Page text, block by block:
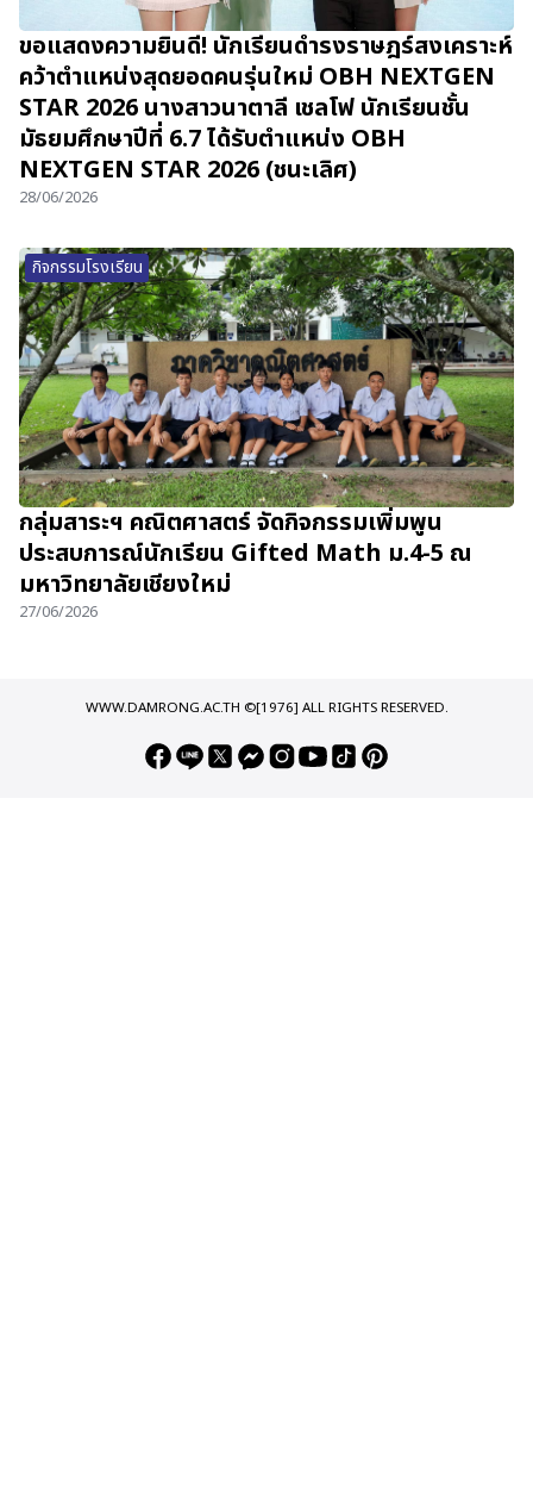
ขอแสดงความยินดี! นักเรียนดำรงราษฎร์สงเคราะห์
คว้าตำแหน่งสุดยอดคนรุ่นใหม่ OBH NEXTGEN
STAR 2026 นางสาวนาตาลี เชลโฟ นักเรียนชั้น
มัธยมศึกษาปีที่ 6.7 ได้รับตำแหน่ง OBH
NEXTGEN STAR 2026 (ชนะเลิศ)
28/06/2026
กิจกรรมโรงเรียน
กลุ่มสาระฯ คณิตศาสตร์ จัดกิจกรรมเพิ่มพูน
ประสบการณ์นักเรียน Gifted Math ม.4-5 ณ
มหาวิทยาลัยเชียงใหม่
27/06/2026
WWW.DAMRONG.AC.TH ©[1976] ALL RIGHTS RESERVED.